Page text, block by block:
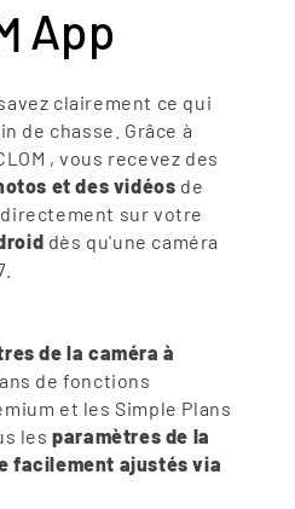
App
clairement ce qui
de chasse. Grâce à
, vous recevez des
et des vidéos de
sur votre
dès qu'une caméra
de la caméra à
de fonctions
et les Simple Plans
lesparamètres de la
facilement ajustés via